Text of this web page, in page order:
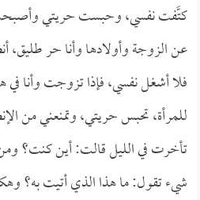
كتَّفت نفسي، وحبست حريتي
عن الزوجة وأولادها وأنا حر طليق،
فلا أشغل نفسي، فإذا تزوجت وأنا
للمرأة، تحبس حريتي، وتمنعني من
تأخرت في الليل قالت: أين كنت؟
شيء تقول: ما هذا الذي أتيت به؟